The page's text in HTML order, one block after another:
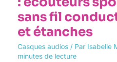
sans fil
et étanches
Casques audios/ Par Isabelle
minutes de lecture